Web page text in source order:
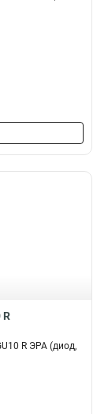
R
R ЭРА (диод,